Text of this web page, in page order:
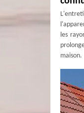
les
maison.